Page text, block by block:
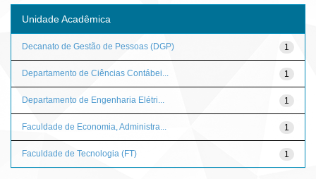
Unidade Acadêmica
1
Decanato de Gestão de Pessoas (DGP)
1
Departamento de Ciências Contábei...
1
Departamento de Engenharia Elétri...
1
Faculdade de Economia, Administra...
1
Faculdade de Tecnologia (FT)